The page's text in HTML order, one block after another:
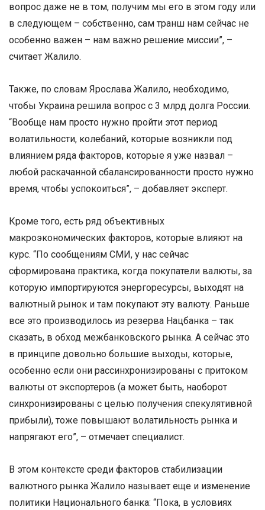
вопрос даже не в том, получим мы его в этом году или
в следующем – собственно, сам транш нам сейчас не
особенно важен – нам важно решение миссии”, –
считает Жалило.
Также, по словам Ярослава Жалило, необходимо,
чтобы Украина решила вопрос с 3 млрд долга России.
“Вообще нам просто нужно пройти этот период
волатильности, колебаний, которые возникли под
влиянием ряда факторов, которые я уже назвал –
любой раскачанной сбалансированности просто нужно
время, чтобы успокоиться”, – добавляет эксперт.
Кроме того, есть ряд объективных
макроэкономических факторов, которые влияют на
курс. “По сообщениям СМИ, у нас сейчас
сформирована практика, когда покупатели валюты, за
которую импортируются энергоресурсы, выходят на
валютный рынок и там покупают эту валюту. Раньше
все это производилось из резерва Нацбанка – так
сказать, в обход межбанковского рынка. А сейчас это
в принципе довольно большие выходы, которые,
особенно если они рассинхронизированы с притоком
валюты от экспортеров (а может быть, наоборот
синхронизированы с целью получения спекулятивной
прибыли), тоже повышают волатильность рынка и
напрягают его”, – отмечает специалист.
В этом контексте среди факторов стабилизации
валютного рынка Жалило называет еще и изменение
политики Национального банка: “Пока, в условиях